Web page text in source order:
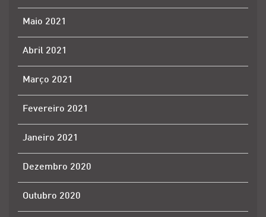
Maio 2021
Abril 2021
Março 2021
Fevereiro 2021
Janeiro 2021
Dezembro 2020
Outubro 2020